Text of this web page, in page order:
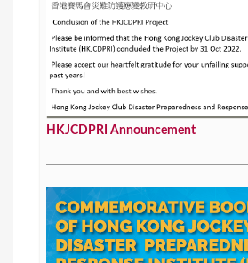
HKJCDPRI Announcement